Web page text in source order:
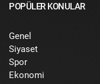
POPÜLER KONULAR
Genel
Siyaset
Spor
Ekonomi